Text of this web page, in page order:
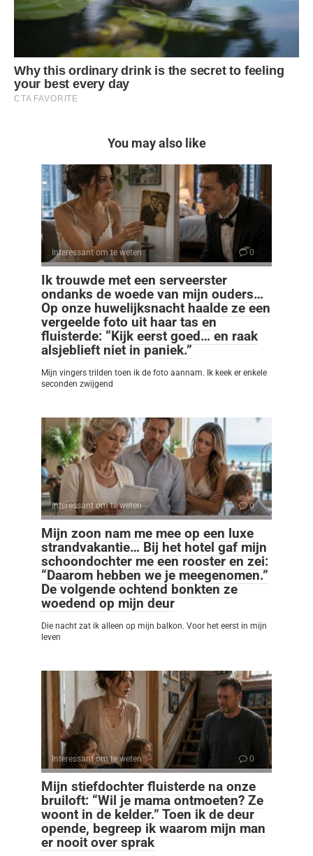
You may also like
Interessant om te weten 0
Ik trouwde met een serveerster
ondanks de woede van mijn ouders…
Op onze huwelijksnacht haalde ze een
vergeelde foto uit haar tas en
fluisterde: “Kijk eerst goed… en raak
alsjeblieft niet in paniek.”
Mijn vingers trilden toen ik de foto aannam. Ik keek er enkele
seconden zwijgend
Interessant om te weten 0
Mijn zoon nam me mee op een luxe
strandvakantie… Bij het hotel gaf mijn
schoondochter me een rooster en zei:
“Daarom hebben we je meegenomen.”
De volgende ochtend bonkten ze
woedend op mijn deur
Die nacht zat ik alleen op mijn balkon. Voor het eerst in mijn
leven
Interessant om te weten 0
Mijn stiefdochter fluisterde na onze
bruiloft: “Wil je mama ontmoeten? Ze
woont in de kelder.” Toen ik de deur
opende, begreep ik waarom mijn man
er nooit over sprak